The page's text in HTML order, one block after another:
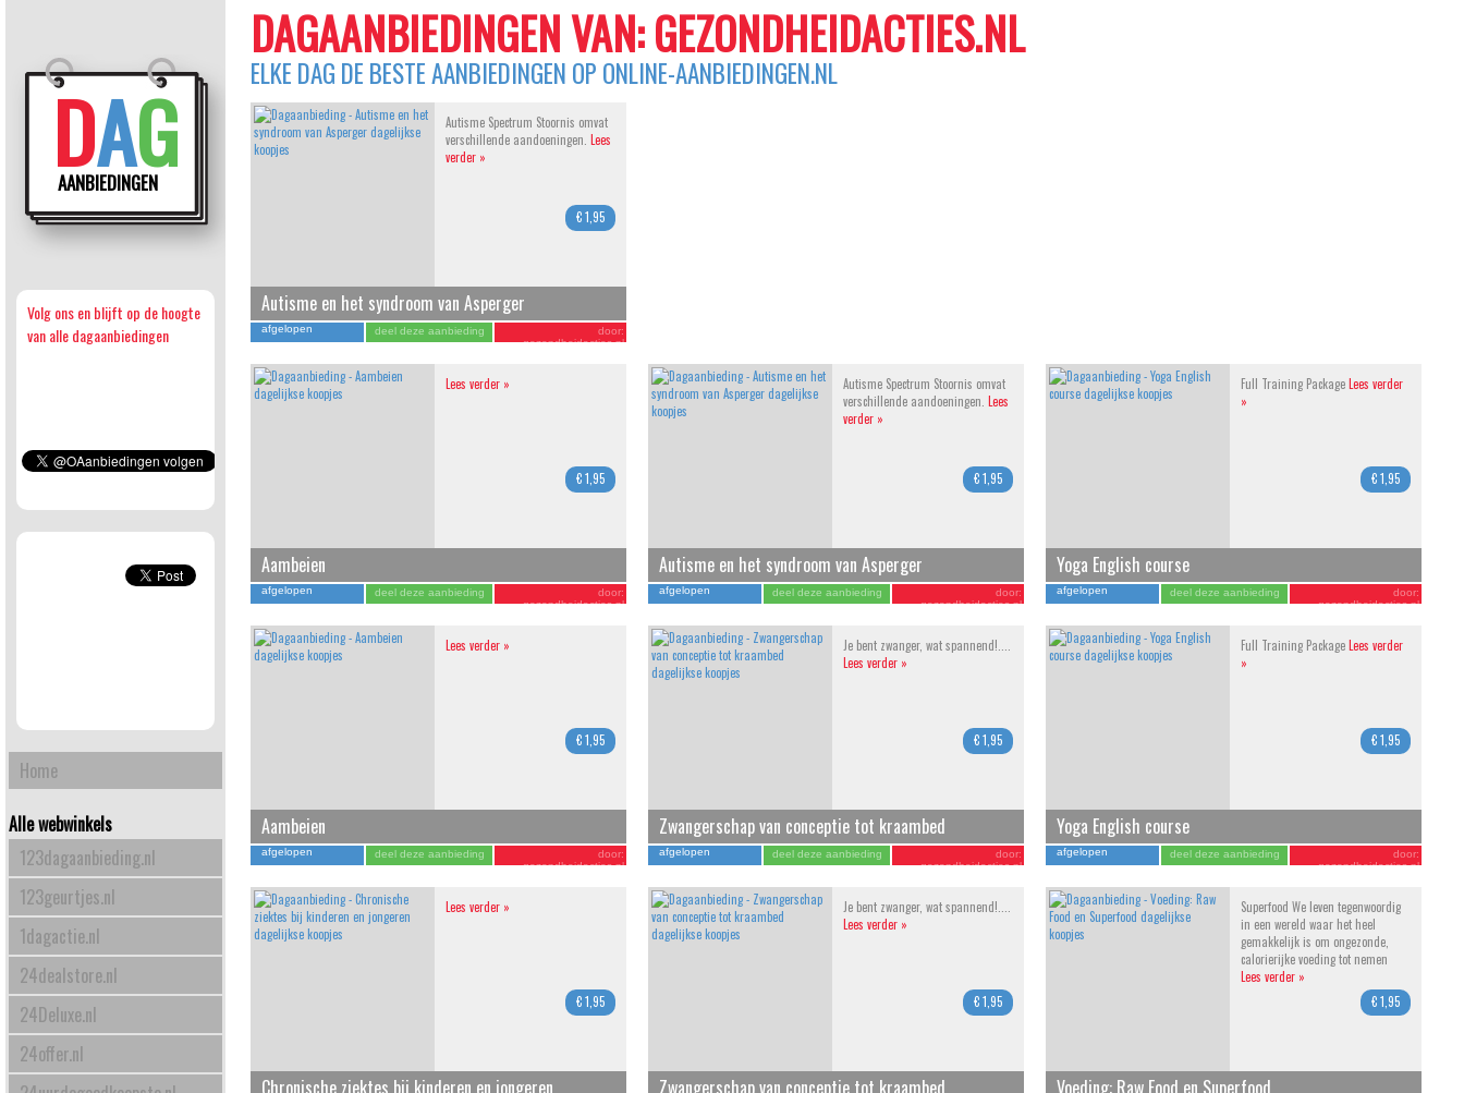
DAG
AANBIEDINGEN
Volg ons en blijft op de hoogte
van alle dagaanbiedingen
Home
Alle webwinkels
123dagaanbieding.nl
123geurtjes.nl
1dagactie.nl
24dealstore.nl
24Deluxe.nl
24offer.nl
DAGAANBIEDINGEN VAN: GEZONDHEIDACTIES.NL
ELKE DAG DE BESTE AANBIEDINGEN OP ONLINE-AANBIEDINGEN.NL
Autisme Spectrum Stoornis omvat
verschillende aandoeningen. Lees
verder »
€ 1,95
Autisme en het syndroom van Asperger
afgelopen deel deze aanbieding
door:
gezondheidacties.nl
Lees verder »
€ 1,95
Aambeien
afgelopen deel deze aanbieding
door:
gezondheidacties.nl
Autisme Spectrum Stoornis omvat
verschillende aandoeningen. Lees
verder »
€ 1,95
Autisme en het syndroom van Asperger
afgelopen deel deze aanbieding
door:
gezondheidacties.nl
Full Training PackageLees verder
»
€ 1,95
Yoga English course
afgelopen deel deze aanbieding
door:
gezondheidacties.nl
Lees verder »
€ 1,95
Aambeien
afgelopen deel deze aanbieding
door:
gezondheidacties.nl
Je bent zwanger, wat spannend!....
Lees verder »
€ 1,95
Zwangerschap van conceptie tot kraambed
afgelopen deel deze aanbieding
door:
gezondheidacties.nl
Full Training PackageLees verder
»
€ 1,95
Yoga English course
afgelopen deel deze aanbieding
door:
gezondheidacties.nl
Lees verder »
€ 1,95
Chronische ziektes bij kinderen en jongeren
Je bent zwanger, wat spannend!....
Lees verder »
€ 1,95
Zwangerschap van conceptie tot kraambed
Superfood We leven tegenwoordig
in een wereld waar het heel
gemakkelijk is om ongezonde,
calorierijke voeding tot nemen
Lees verder »
€ 1,95
Voeding: Raw Food en Superfood